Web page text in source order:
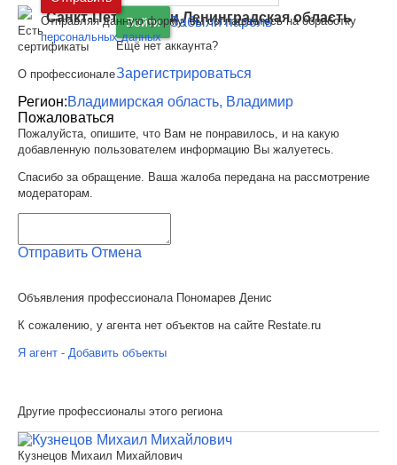
Санкт-Петербург иЛенинградская область
Войти Забыли пароль
Ещё нет аккаунта?
Зарегистрироваться
Есть
сертификаты
О профессионале
Регион:Владимирская область, Владимир
Пожаловаться
Пожалуйста, опишите, что Вам не понравилось, и на какую
добавленную пользователем информацию Вы жалуетесь.
Спасибо за обращение. Ваша жалоба передана на рассмотрение
модераторам.
Отправить Отмена
Объявления профессионала Пономарев Денис
К сожалению, у агента нет объектов на сайте Restate.ru
Я агент - Добавить объекты
Другие профессионалы этого региона
Кузнецов Михаил Михайлович
Отправляя данную форму, вы соглашаетесь на обработку
персональных данных